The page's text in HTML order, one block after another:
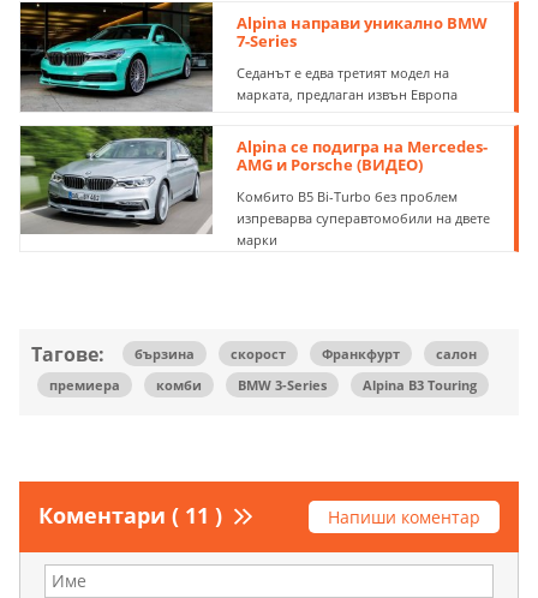
Alpina направи уникално BMW
7-Series
Седанът е едва третият модел на
марката, предлаган извън Европа
Alpina се подигра на Mercedes-
AMG и Porsche (ВИДЕО)
Комбито B5 Bi-Turbo без проблем
изпреварва суперавтомобили на двете
марки
Тагове: бързина скорост Франкфурт
салон
премиера
комби BMW 3-Series Alpina B3 Touring
Коментари ( 11 ) Напиши коментар